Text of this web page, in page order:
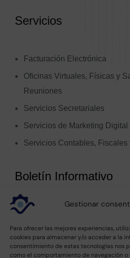
Gestionar
Para ofrecer las mejores experiencias,
cookies para almacenar y/o acceder a la
consentimiento de estas tecnologías nos
como el comportamiento de navegación
Servicios
Facturación Electrónica
Oficinas Virtuales, Físicas y
Reuniones
Servicios Secretariales
Servicios de Marketing Digital
Servicios Contables, Fiscales
Consultorías Empresariales
Boletín Informativo
Suscríbete a nuestro boletín y
actualizaciones sobre nuestras